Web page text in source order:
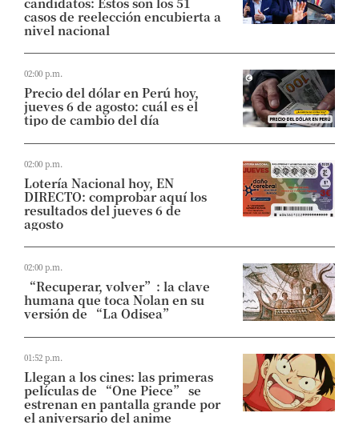
casos de reelección encubierta a
nivel nacional
02:00 p.m.
Precio del dólar en Perú hoy,
jueves 6 de agosto: cuál es el
tipo de cambio del día
02:00 p.m.
Lotería Nacional hoy, EN
DIRECTO: comprobar aquí los
resultados del jueves 6 de
agosto
02:00 p.m.
“Recuperar, volver”: la clave
humana que toca Nolan en su
versión de “La Odisea”
01:52 p.m.
Llegan a los cines: las primeras
películas de “One Piece” se
estrenan en pantalla grande por
el aniversario del anime